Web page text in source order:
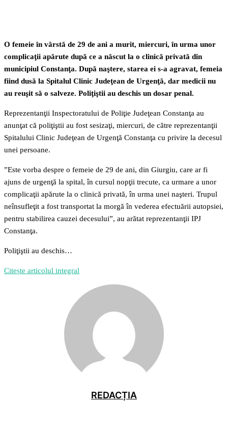
O femeie în vârstă de 29 de ani a murit, miercuri, în urma unor
complicaţii apărute după ce a născut la o clinică privată din
municipiul Constanţa. După naştere, starea ei s-a agravat, femeia
fiind dusă la Spitalul Clinic Judeţean de Urgenţă, dar medicii nu
au reuşit să o salveze. Poliţiştii au deschis un dosar penal.
Reprezentanţii Inspectoratului de Poliţie Judeţean Constanţa au
anunţat că poliţiştii au fost sesizaţi, miercuri, de către reprezentanţii
Spitalului Clinic Judeţean de Urgenţă Constanţa cu privire la decesul
unei persoane.
”Este vorba despre o femeie de 29 de ani, din Giurgiu, care ar fi
ajuns de urgenţă la spital, în cursul nopţii trecute, ca urmare a unor
complicaţii apărute la o clinică privată, în urma unei naşteri. Trupul
neînsufleţit a fost transportat la morgă în vederea efectuării autopsiei,
pentru stabilirea cauzei decesului”, au arătat reprezentanţii IPJ
Constanţa.
Poliţiştii au deschis…
Citește articolul integral
REDACȚIA